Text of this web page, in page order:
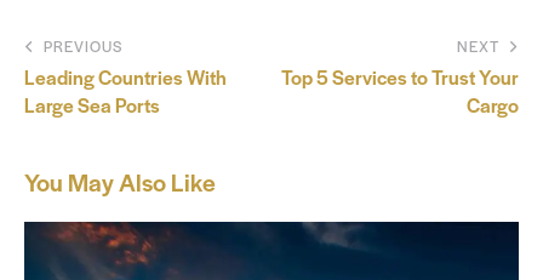
PREVIOUS
Leading Countries With
Large Sea Ports
NEXT
Top 5 Services to Trust Your
Cargo
You May Also Like